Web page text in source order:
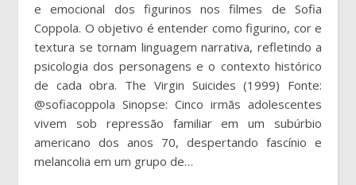
e emocional dos figurinos nos filmes de Sofia
Coppola. O objetivo é entender como figurino, cor e
textura se tornam linguagem narrativa, refletindo a
psicologia dos personagens e o contexto histórico
de cada obra. The Virgin Suicides (1999) Fonte:
@sofiacoppola Sinopse: Cinco irmãs adolescentes
vivem sob repressão familiar em um subúrbio
americano dos anos 70, despertando fascínio e
melancolia em um grupo de…